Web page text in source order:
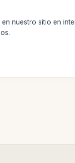
nuestro sitio en